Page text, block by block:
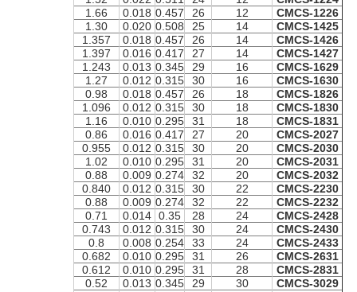
CMCS-1226
12
26
0.457
0.018
1.66
CMCS-1425
14
25
0.508
0.020
1.30
CMCS-1426
14
26
0.457
0.018
1.357
CMCS-1427
14
27
0.417
0.016
1.397
CMCS-1629
16
29
0.345
0.013
1.243
CMCS-1630
16
30
0.315
0.012
1.27
CMCS-1826
18
26
0.457
0.018
0.98
CMCS-1830
18
30
0.315
0.012
1.096
CMCS-1831
18
31
0.295
0.010
1.16
CMCS-2027
20
27
0.417
0.016
0.86
CMCS-2030
20
30
0.315
0.012
0.955
CMCS-2031
20
31
0.295
0.010
1.02
CMCS-2032
20
32
0.274
0.009
0.88
CMCS-2230
22
30
0.315
0.012
0.840
CMCS-2232
22
32
0.274
0.009
0.88
CMCS-2428
24
28
0.35
0.014
0.71
CMCS-2430
24
30
0.315
0.012
0.743
CMCS-2433
24
33
0.254
0.008
0.8
CMCS-2631
26
31
0.295
0.010
0.682
CMCS-2831
28
31
0.295
0.010
0.612
CMCS-3029
30
29
0.345
0.013
0.52